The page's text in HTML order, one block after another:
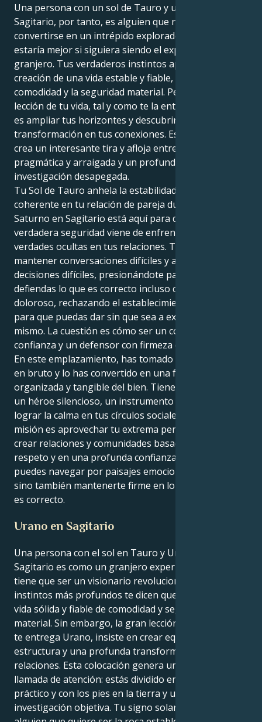
Una persona con un sol de Tauro y un Saturno en
Sagitario, por tanto, es alguien que necesita intentar
convertirse en un intrépido explorador cuando
estaría mejor si siguiera siendo el experimentado
granjero. Tus verdaderos instintos apuntan a la
creación de una vida estable y fiable, centrada en la
comodidad y la seguridad material. Pero la gran
lección de tu vida, tal y como te la entrega Saturno,
es ampliar tus horizontes y descubrir una profunda
transformación en tus conexiones. Esto, combinado,
crea un interesante tira y afloja entre tu naturaleza
pragmática y arraigada y un profundo deseo de
investigación desapegada.
Tu Sol de Tauro anhela la estabilidad, ser leal y
coherente en tu relación de pareja duradera. Pero tu
Saturno en Sagitario está aquí para decirte que la
verdadera seguridad viene de enfrentarte a las
verdades ocultas en tus relaciones. Te desafía a
mantener conversaciones difíciles y a tomar
decisiones difíciles, presionándote para que
defiendas lo que es correcto incluso cuando es
doloroso, rechazando el establecimiento de límites
para que puedas dar sin que sea a expensas de ti
mismo. La cuestión es cómo ser un constructor con
confianza y un defensor con firmeza de la justicia.
En este emplazamiento, has tomado tu pragmatismo
en bruto y lo has convertido en una fuerza
organizada y tangible del bien. Tienes el poder de ser
un héroe silencioso, un instrumento indeleble para
lograr la calma en tus círculos sociales y más allá. Tu
misión es aprovechar tu extrema perseverancia para
crear relaciones y comunidades basadas en el
respeto y en una profunda confianza. No sólo
puedes navegar por paisajes emocionales complejos,
sino también mantenerte firme en lo que crees que
es correcto.
Urano en Sagitario
Una persona con el sol en Tauro y Urano en
Sagitario es como un granjero experimentado que
tiene que ser un visionario revolucionario. Tus
instintos más profundos te dicen que luches por una
vida sólida y fiable de comodidad y seguridad
material. Sin embargo, la gran lección de tu vida, que
te entrega Urano, insiste en crear equilibrio,
estructura y una profunda transformación en tus
relaciones. Esta colocación genera una fascinante
llamada de atención: estás dividido entre tu ser
práctico y con los pies en la tierra y una necesidad de
investigación objetiva. Tu signo solar, Tauro, es